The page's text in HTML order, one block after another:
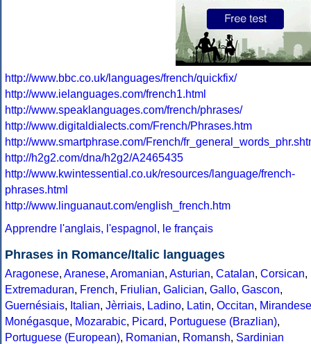
http://www.bbc.co.uk/languages/french/quickfix/
http://www.ielanguages.com/french1.html
http://www.speaklanguages.com/french/phrases/
http://www.digitaldialects.com/French/Phrases.htm
http://www.smartphrase.com/French/
http://h2g2.com/dna/h2g2/A2465435
http://www.kwintessential.co.uk/resources/language/french-
phrases.html
http://www.linguanaut.com/english_french.htm
Apprendre l'anglais, l'espagnol, le français
Phrases in Romance/Italic languages
Aragonese, Aranese, Aromanian, Asturian, Catalan, Corsican,
Extremaduran, French, Friulian, Galician, Gallo, Gascon,
Guernésiais, Italian, Jèrriais, Ladino, Latin, Occitan, Mirandese
Monégasque, Mozarabic, Picard, Portuguese (Brazlian),
Portuguese (European), Romanian, Romansh, Sardinian